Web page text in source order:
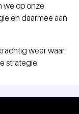
we op onze
en daarmee aan
weer waar
strategie.